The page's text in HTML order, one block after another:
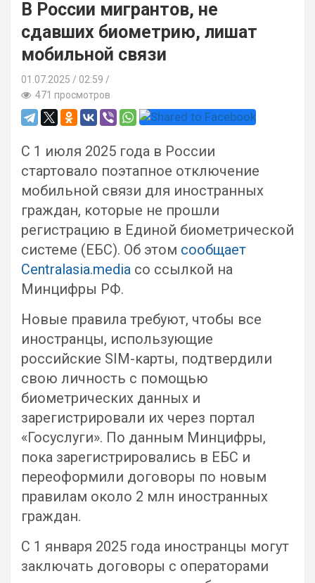
В России мигрантов, не
сдавших биометрию, лишат
мобильной связи
01.07.2025
02:59 /
471 просмотров
С 1 июля 2025 года в России
стартовало поэтапное отключение
мобильной связи для иностранных
граждан, которые не прошли
регистрацию в Единой биометрической
системе (ЕБС). Об этом сообщает
Centralasia.media со ссылкой на
Минцифры РФ.
Новые правила требуют, чтобы все
иностранцы, использующие
российские SIM-карты, подтвердили
свою личность с помощью
биометрических данных и
зарегистрировали их через портал
«Госуслуги». По данным Минцифры,
пока зарегистрировались в ЕБС и
переоформили договоры по новым
правилам около 2 млн иностранных
граждан.
С 1 января 2025 года иностранцы могут
заключать договоры с операторами